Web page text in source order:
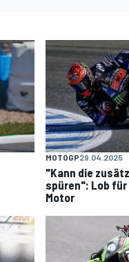
MOTOGP29.04.2025
"Kann die
spüren": Lob für
Motor